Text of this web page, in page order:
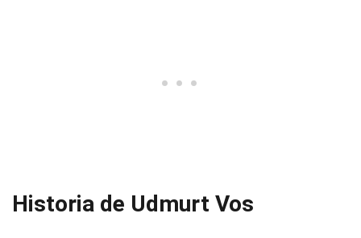
Historia de Udmurt Vos